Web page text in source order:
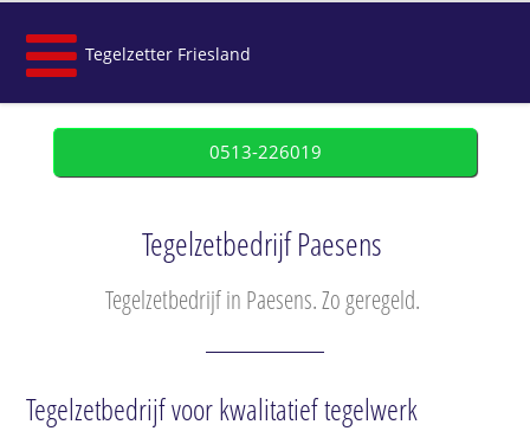
Tegelzetter Friesland
0513-226019
Tegelzetbedrijf Paesens
Tegelzetbedrijf in Paesens. Zo geregeld.
Tegelzetbedrijf voor kwalitatief tegelwerk